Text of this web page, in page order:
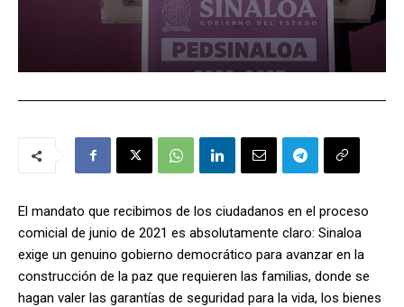
El mandato que recibimos de los ciudadanos en el proceso
comicial de junio de 2021 es absolutamente claro: Sinaloa
exige un genuino gobierno democrático para avanzar en la
construcción de la paz que requieren las familias, donde se
hagan valer las garantías de seguridad para la vida, los bienes